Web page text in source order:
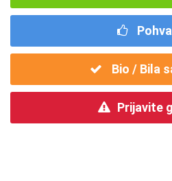
Bio / Bila
Prijavite